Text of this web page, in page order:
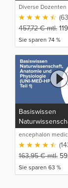
Diverse Dozenten
457,72€mtl.
Sie sparen 74 %
Basiswissen
Anatomie und
(UNI-MED-HP Teil
encephalon
production GmbH
163,95€mtl.
Sie sparen 63 %